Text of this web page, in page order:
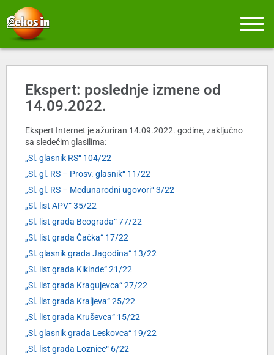
Ekspert: poslednje izmene od
14.09.2022.
Ekspert Internet je ažuriran 14.09.2022. godine, zaključno
sa sledećim glasilima:
„Sl. glasnik RS“ 104/22
„Sl. gl. RS – Prosv. glasnik“ 11/22
„Sl. gl. RS – Međunarodni ugovori“ 3/22
„Sl. list APV“ 35/22
„Sl. list grada Beograda“ 77/22
„Sl. list grada Čačka“ 17/22
„Sl. glasnik grada Jagodina“ 13/22
„Sl. list grada Kikinde“ 21/22
„Sl. list grada Kragujevca“ 27/22
„Sl. list grada Kraljeva“ 25/22
„Sl. list grada Kruševca“ 15/22
„Sl. glasnik grada Leskovca“ 19/22
„Sl. list grada Loznice“ 6/22